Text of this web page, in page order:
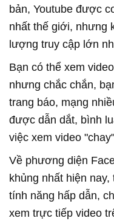
bản, Youtube được
nhất thế giới, nhưng
lượng truy cập lớn
Bạn có thể xem
nhưng chắc chắn,
trang báo, mạng
được dẫn dắt, bình
việc xem video
Về phương diện
khủng nhất hiện
tính năng hấp dẫn,
xem trực tiếp video